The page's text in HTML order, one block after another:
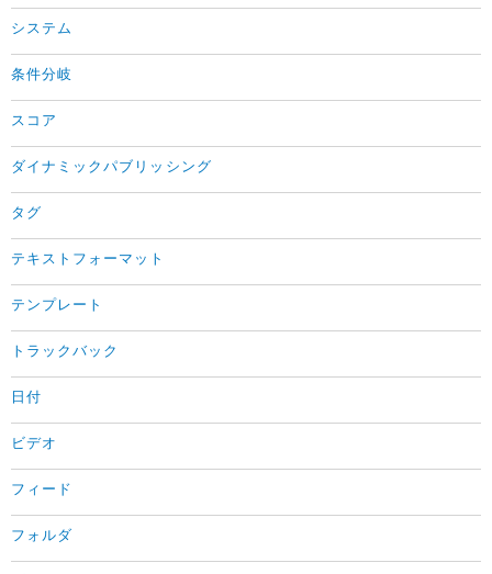
システム
条件分岐
スコア
ダイナミックパブリッシング
タグ
テキストフォーマット
テンプレート
トラックバック
日付
ビデオ
フィード
フォルダ